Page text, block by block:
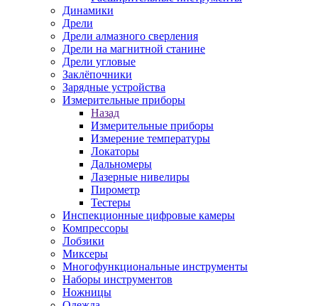
Динамики
Дрели
Дрели алмазного сверления
Дрели на магнитной станине
Дрели угловые
Заклёпочники
Зарядные устройства
Измерительные приборы
Назад
Измерительные приборы
Измерение температуры
Локаторы
Дальномеры
Лазерные нивелиры
Пирометр
Тестеры
Инспекционные цифровые камеры
Компрессоры
Лобзики
Миксеры
Многофункциональные инструменты
Наборы инструментов
Ножницы